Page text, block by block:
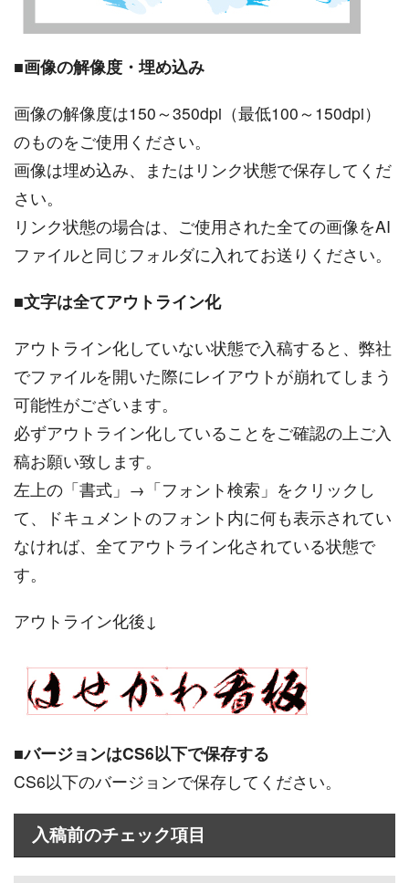
■画像の解像度・埋め込み
画像の解像度は150～350dpi（最低100～150dpi）
のものをご使用ください。
画像は埋め込み、またはリンク状態で保存してくだ
さい。
リンク状態の場合は、ご使用された全ての画像をAI
ファイルと同じフォルダに入れてお送りください。
■文字は全てアウトライン化
アウトライン化していない状態で入稿すると、弊社
でファイルを開いた際にレイアウトが崩れてしまう
可能性がございます。
必ずアウトライン化していることをご確認の上ご入
稿お願い致します。
左上の「書式」→「フォント検索」をクリックし
て、ドキュメントのフォント内に何も表示されてい
なければ、全てアウトライン化されている状態で
す。
アウトライン化後↓
■バージョンはCS6以下で保存する
CS6以下のバージョンで保存してください。
入稿前のチェック項目